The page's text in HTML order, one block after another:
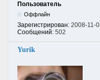
Пользователь
Оффлайн
Зарегистрирован: 2008-11-
Сообщений: 502
Yurik